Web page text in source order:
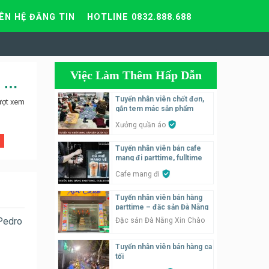
HỆ ĐĂNG TIN HOTLINE 0832.888.688
Tuyển nhân viên bảo vệ thời vụ cho các shop thời trang cao cấp
xem
Việc Làm Thêm Hấp Dẫn
Tuyển nhân viên chốt đơn,
gắn tem mác sản phẩm
Xưởng quần áo
Tuyển nhân viên bán cafe
mang đi parttime, fulltime
Cafe mang đi
Tuyển nhân viên bán hàng
parttime – đặc sản Đà Nẵng
Đặc sản Đà Nẵng Xin Chào
Tuyển nhân viên bán hàng ca
tối